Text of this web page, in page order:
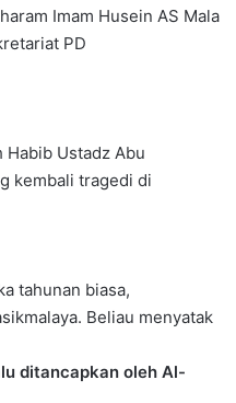
Imam Husein AS Mala
PD
Ustadz Abu
kembali tragedi di
tahunan biasa,
Beliau menyatak
ditancapkan oleh Al-